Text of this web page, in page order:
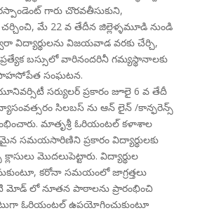
గారు చొరవతీసుకుని,
మే 22 వ తేదీన జిల్లెళ్ళమూడి నుండి
విద్యార్థులను విజయవాడ వరకు చేర్చి,
బస్సులో వారినందరినీ గమ్యస్థానాలకు
సంఘటన.
సర్యులర్ ప్రకారం జూలై 6 వ తేదీ
సిలబస్ ను ఆన్ లైన్ /కాన్ఫరెన్స్
మాతృశ్రీ ఓరియంటల్ కళాశాల
సమయసారిణిని ప్రకారం విద్యార్థులకు
మొదలుపెట్టారు. విద్యార్థుల
కరోనా సమయంలో జాగ్రత్తలు
మోడ్ లో నూతన పాఠాలను ప్రారంభించి
ఓరియంటల్ ఉపయోగించుకుంటూ